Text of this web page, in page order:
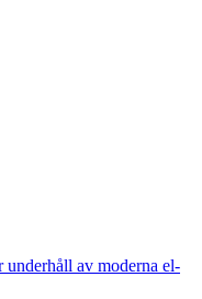
av moderna el-